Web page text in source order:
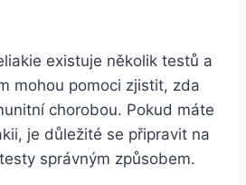
existuje několik testů a
mohou pomoci zjistit, zda
chorobou. Pokud máte
je důležité se připravit na
správným způsobem.